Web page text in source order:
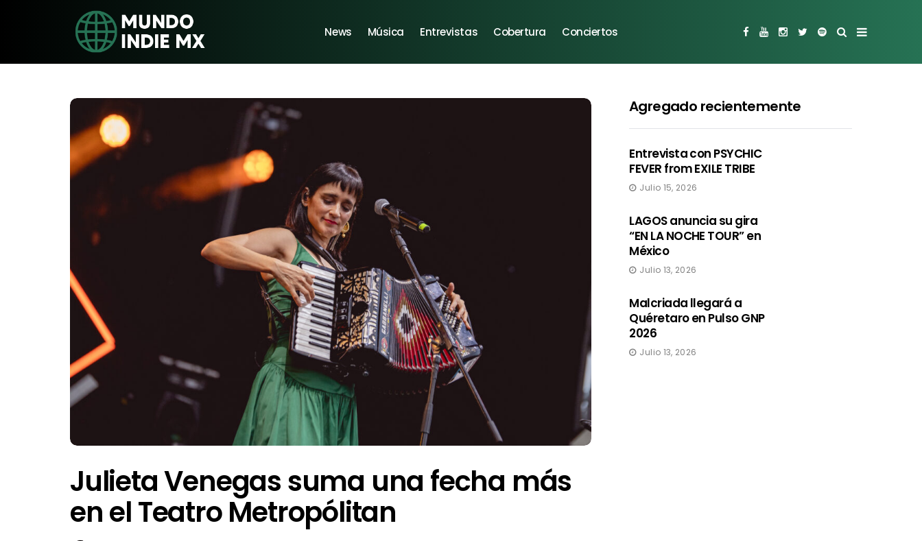
News Música Entrevistas Cobertura Conciertos
Julieta Venegas suma una fecha más
en el Teatro Metropólitan
Agregado recientemente
Entrevista con PSYCHIC
FEVER from EXILE TRIBE
Julio 15, 2026
LAGOS anuncia su gira
“EN LA NOCHE TOUR” en
México
Julio 13, 2026
Malcriada llegará a
Quéretaro en Pulso GNP
2026
Julio 13, 2026